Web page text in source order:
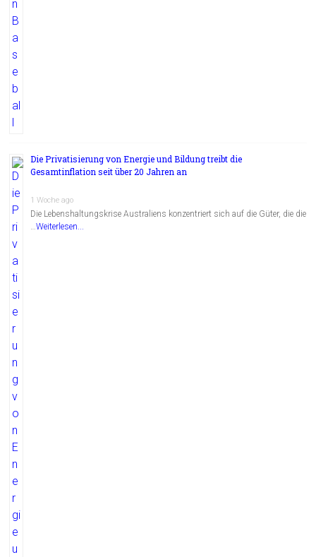
Die Privatisierung von Energie und Bildung treibt die
Gesamtinflation seit über 20 Jahren an
1 Woche ago
Die Lebenshaltungskrise Australiens konzentriert sich auf die Güter, die die
…Weiterlesen...